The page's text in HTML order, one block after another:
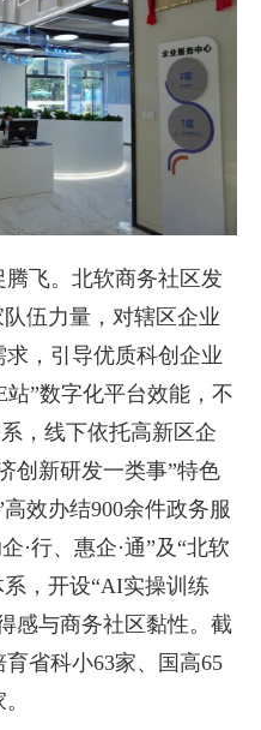
飞。北软商务社区发
伍力量，对辖区企业
，引导优质科创企业
站”数字化平台效能，不
，线下依托高新区企
创新研发一类事”特色
效办结900余件政务服
·行、惠企·通”及“北软
，开设“AI实操训练
感与商务社区黏性。截
省科小63家、国高65